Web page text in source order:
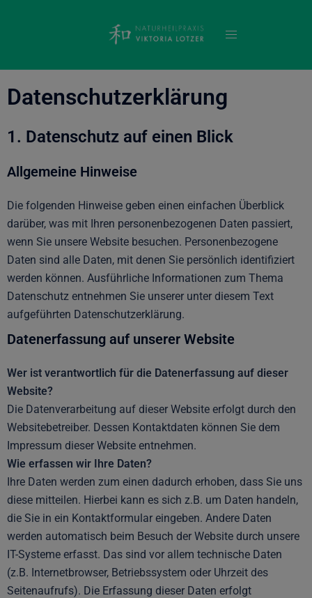
Datenschutzerklärung
1. Datenschutz auf einen Blick
Allgemeine Hinweise
Die folgenden Hinweise geben einen einfachen Überblick
darüber, was mit Ihren personenbezogenen Daten passiert,
wenn Sie unsere Website besuchen. Personenbezogene
Daten sind alle Daten, mit denen Sie persönlich identifiziert
werden können. Ausführliche Informationen zum Thema
Datenschutz entnehmen Sie unserer unter diesem Text
aufgeführten Datenschutzerklärung.
Datenerfassung auf unserer Website
Wer ist verantwortlich für die Datenerfassung auf dieser
Website?
Die Datenverarbeitung auf dieser Website erfolgt durch den
Websitebetreiber. Dessen Kontaktdaten können Sie dem
Impressum dieser Website entnehmen.
Wie erfassen wir Ihre Daten?
Ihre Daten werden zum einen dadurch erhoben, dass Sie uns
diese mitteilen. Hierbei kann es sich z.B. um Daten handeln,
die Sie in ein Kontaktformular eingeben. Andere Daten
werden automatisch beim Besuch der Website durch unsere
IT-Systeme erfasst. Das sind vor allem technische Daten
(z.B. Internetbrowser, Betriebssystem oder Uhrzeit des
Seitenaufrufs). Die Erfassung dieser Daten erfolgt